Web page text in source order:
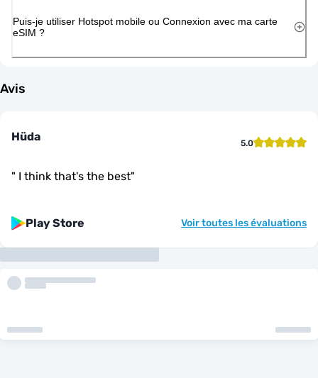
Puis-je utiliser Hotspot mobile ou Connexion avec ma carte
eSIM ?
Avis
Hüda 5.0
" I think that's the best"
Play Store Voir toutes les évaluations